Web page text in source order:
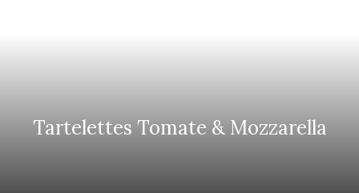
Tartelettes Tomate & Mozzarella